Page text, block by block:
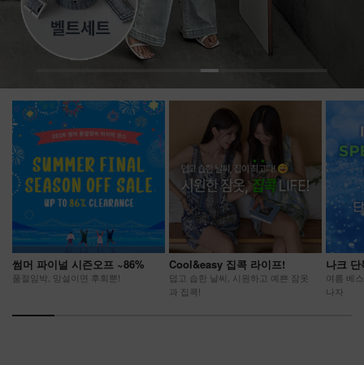
썸머 파이널 시즌오프 ~86%
품절임박, 망설이면 후회뿐!
Cool&easy 집콕 라이프!
덥고 습한 날씨, 시원하고 예쁜 잠옷
과 집콕!
나크
여름 베
나자